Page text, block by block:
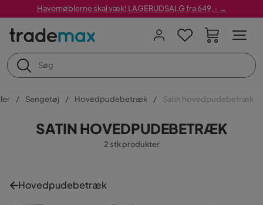
Havemøblerne skal væk! LAGERUDSALG fra 649,- →
Sengetøj Hovedpudebetræk Satin hovedpudebetræk
SATIN HOVEDPUDEBETRÆK
2 stk produkter
Hovedpudebetræk